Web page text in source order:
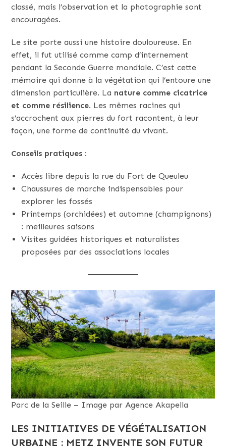
classé, mais l’observation et la photographie sont
encouragées.
Le site porte aussi une histoire douloureuse. En
effet, il fut utilisé comme camp d’internement
pendant la Seconde Guerre mondiale. C’est cette
mémoire qui donne à la végétation qui l’entoure une
dimension particulière. La nature comme cicatrice
et comme résilience. Les mêmes racines qui
s’accrochent aux pierres du fort racontent, à leur
façon, une forme de continuité du vivant.
Conseils pratiques :
Accès libre depuis la rue du Fort de Queuleu
Chaussures de marche indispensables pour
explorer les fossés
Printemps (orchidées) et automne (champignons)
: meilleures saisons
Visites guidées historiques et naturalistes
proposées par des associations locales
Parc de la Seille – Image par Agence Akapella
LES INITIATIVES DE VÉGÉTALISATION
URBAINE : METZ INVENTE SON FUTUR